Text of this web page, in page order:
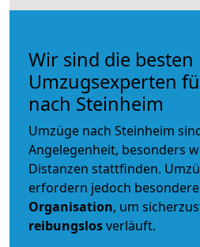
Wir sind die besten
Umzugsexperten
nach Steinheim
Umzüge nach Steinheim
Angelegenheit, besonders
Distanzen stattfinden.
erfordern jedoch besondere
Organisation, um
reibungslosverläuft.